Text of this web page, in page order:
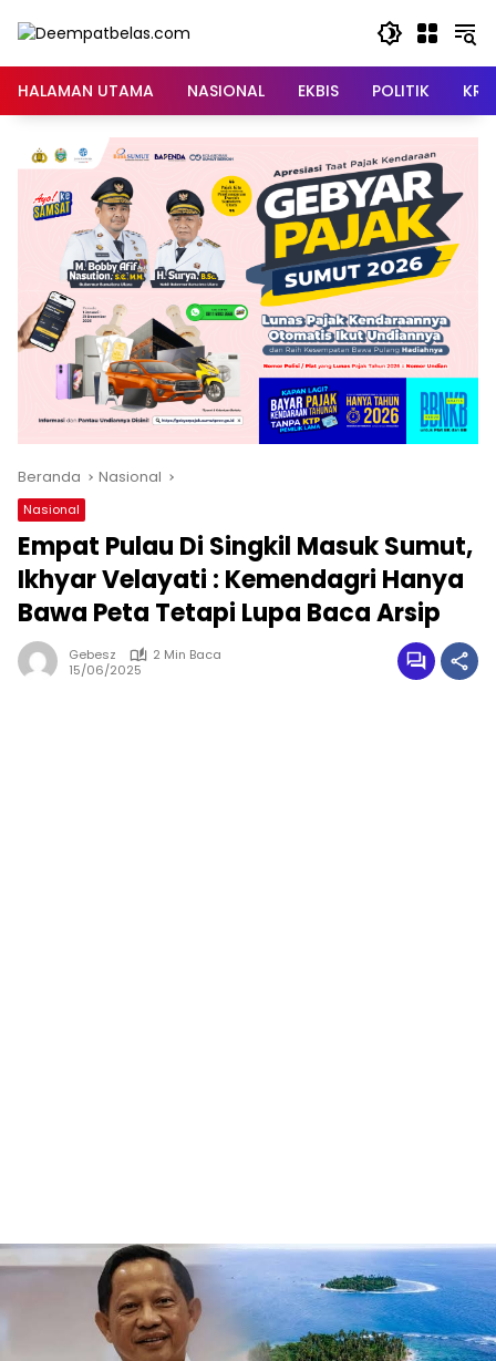
HALAMAN UTAMA
NASIONAL EKBIS POLITIK
Beranda Nasional
Nasional
Empat Pulau Di Singkil Masuk Sumut,
Ikhyar Velayati : Kemendagri Hanya
Bawa Peta Tetapi Lupa Baca Arsip
Gebesz
2 Min Baca
15/06/2025